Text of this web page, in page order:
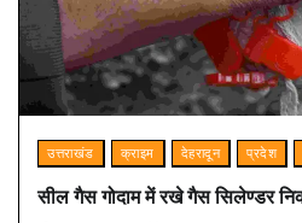
उत्तराखंड क्राइम देहरादून प्रदेश
सील गैस गोदाम में रखे गैस सिलेण्डर